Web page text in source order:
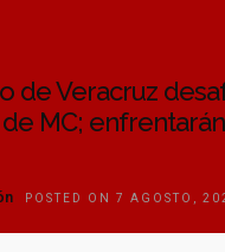
de Veracruz
MC;
POSTED ON 7 AGOSTO,